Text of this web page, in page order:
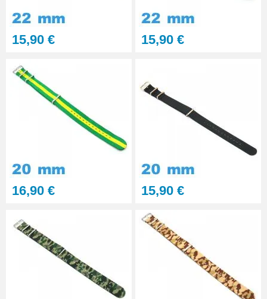
Kit Réparation Montre
Multifonction
23,90 €
15,90 € 15,90 €
16,90 € 15,90 €